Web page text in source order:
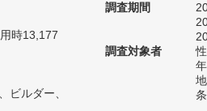
時13,177
ビルダー、
調査期間
調査対象者